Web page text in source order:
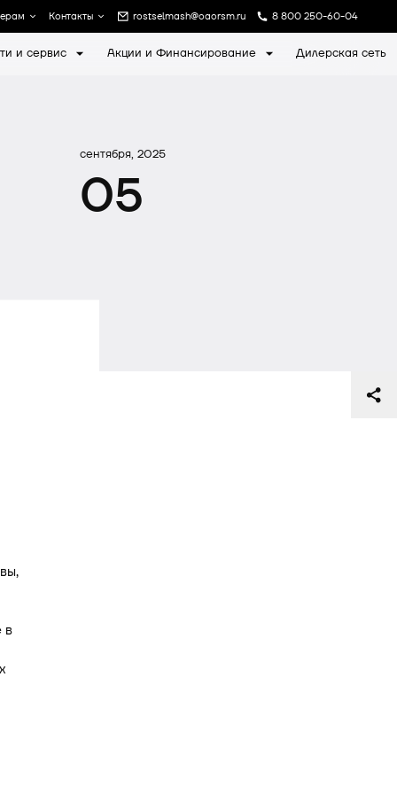
Контакты rostselmash@oaorsm.ru 8 800 250-60-04
и сервис Акции и Финансирование Дилерская сеть
сентября, 2025
05
в